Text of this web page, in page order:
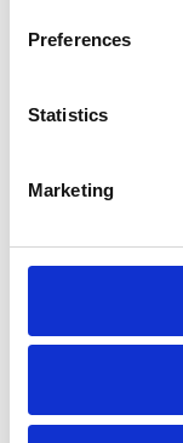
Preferences
Statistics
Marketing
Alle vragen en
formulier aan ons
binnen 1